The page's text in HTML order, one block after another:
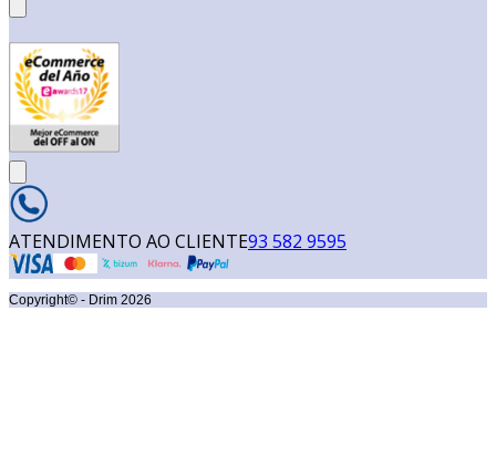
ATENDIMENTO AO CLIENTE93 582 9595
Copyright© - Drim 2026